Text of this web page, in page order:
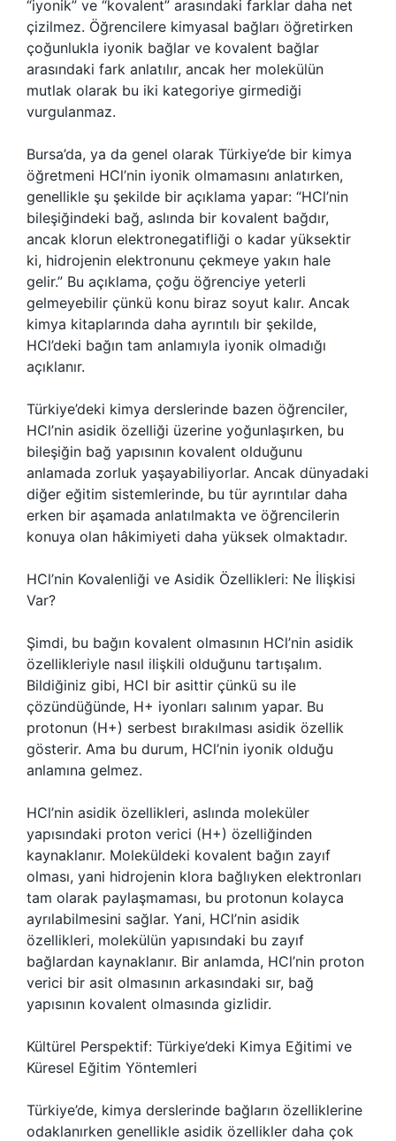
“iyonik” ve “kovalent” arasındaki farklar daha net
çizilmez. Öğrencilere kimyasal bağları öğretirken
çoğunlukla iyonik bağlar ve kovalent bağlar
arasındaki fark anlatılır, ancak her molekülün
mutlak olarak bu iki kategoriye girmediği
vurgulanmaz.
Bursa’da, ya da genel olarak Türkiye’de bir kimya
öğretmeni HCl’nin iyonik olmamasını anlatırken,
genellikle şu şekilde bir açıklama yapar: “HCl’nin
bileşiğindeki bağ, aslında bir kovalent bağdır,
ancak klorun elektronegatifliği o kadar yüksektir
ki, hidrojenin elektronunu çekmeye yakın hale
gelir.” Bu açıklama, çoğu öğrenciye yeterli
gelmeyebilir çünkü konu biraz soyut kalır. Ancak
kimya kitaplarında daha ayrıntılı bir şekilde,
HCl’deki bağın tam anlamıyla iyonik olmadığı
açıklanır.
Türkiye’deki kimya derslerinde bazen öğrenciler,
HCl’nin asidik özelliği üzerine yoğunlaşırken, bu
bileşiğin bağ yapısının kovalent olduğunu
anlamada zorluk yaşayabiliyorlar. Ancak dünyadaki
diğer eğitim sistemlerinde, bu tür ayrıntılar daha
erken bir aşamada anlatılmakta ve öğrencilerin
konuya olan hâkimiyeti daha yüksek olmaktadır.
HCl’nin Kovalenliği ve Asidik Özellikleri: Ne İlişkisi
Var?
Şimdi, bu bağın kovalent olmasının HCl’nin asidik
özellikleriyle nasıl ilişkili olduğunu tartışalım.
Bildiğiniz gibi, HCl bir asittir çünkü su ile
çözündüğünde, H+ iyonları salınım yapar. Bu
protonun (H+) serbest bırakılması asidik özellik
gösterir. Ama bu durum, HCl’nin iyonik olduğu
anlamına gelmez.
HCl’nin asidik özellikleri, aslında moleküler
yapısındaki proton verici (H+) özelliğinden
kaynaklanır. Moleküldeki kovalent bağın zayıf
olması, yani hidrojenin klora bağlıyken elektronları
tam olarak paylaşmaması, bu protonun kolayca
ayrılabilmesini sağlar. Yani, HCl’nin asidik
özellikleri, molekülün yapısındaki bu zayıf
bağlardan kaynaklanır. Bir anlamda, HCl’nin proton
verici bir asit olmasının arkasındaki sır, bağ
yapısının kovalent olmasında gizlidir.
Kültürel Perspektif: Türkiye’deki Kimya Eğitimi ve
Küresel Eğitim Yöntemleri
Türkiye’de, kimya derslerinde bağların özelliklerine
odaklanırken genellikle asidik özellikler daha çok